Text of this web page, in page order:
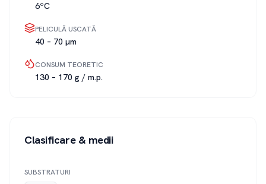
6ºC
PELICULĂ USCATĂ
40 – 70 µm
CONSUM TEORETIC
130 – 170 g / m.p.
Clasificare & medii
SUBSTRATURI